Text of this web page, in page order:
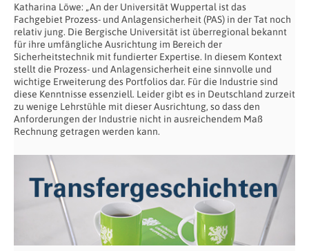
Katharina Löwe: „An der Universität Wuppertal ist das
Fachgebiet Prozess- und Anlagensicherheit (PAS) in der Tat noch
relativ jung. Die Bergische Universität ist überregional bekannt
für ihre umfängliche Ausrichtung im Bereich der
Sicherheitstechnik mit fundierter Expertise. In diesem Kontext
stellt die Prozess- und Anlagensicherheit eine sinnvolle und
wichtige Erweiterung des Portfolios dar. Für die Industrie sind
diese Kenntnisse essenziell. Leider gibt es in Deutschland zurzeit
zu wenige Lehrstühle mit dieser Ausrichtung, so dass den
Anforderungen der Industrie nicht in ausreichendem Maß
Rechnung getragen werden kann.